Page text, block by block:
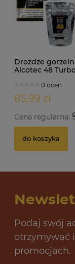
Drożdże
Alcotec 48
0 ocen
85,99 zł
Cena regularna:
do koszyka
Podaj swój
otrzymywać
promocjach.